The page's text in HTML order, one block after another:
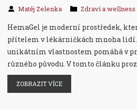
Matěj Zelenka Zdraví a wellness
HemaGel je moderní prostředek,
přítelem v lékárničkách mnoha
unikátním vlastnostem pomáhá v
různého původu. V tomto článku
HemaGel funguje, na jaké typy ran jej
se o praktické tipy a triky k co
ZOBRAZIT VÍCE